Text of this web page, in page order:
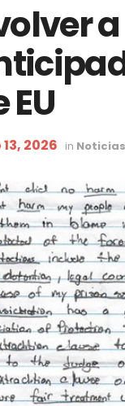
2026 in Noticias